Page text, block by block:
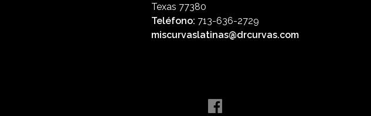
Texas 77380
Teléfono: 713-636-2729
miscurvaslatinas@drcurvas.com